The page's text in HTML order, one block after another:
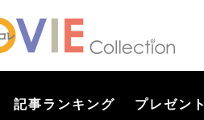
記事ランキング プレゼント